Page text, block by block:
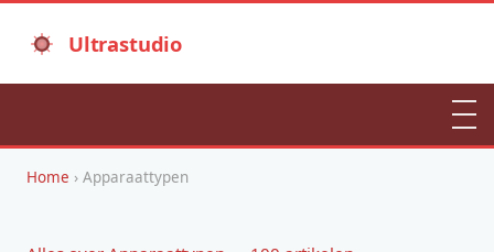
Ultrastudio
Home › Apparaattypen